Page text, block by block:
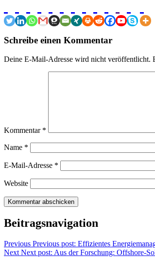
Schreibe einen Kommentar
Deine E-Mail-Adresse wird nicht veröffentlicht.
Kommentar *
Name *
E-Mail-Adresse *
Website
Beitragsnavigation
Previous Previous post: Effizientes
Next Next post: Aus der Forschung: Offshore-